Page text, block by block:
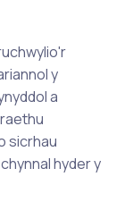
y
a
sicrhau
hyder y